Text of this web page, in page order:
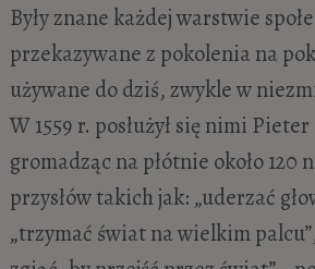
Były znane każdej warstwie
przekazywane z pokolenia na
używane do dziś, zwykle w
W 1559 r. posłużył się nimi
gromadząc na płótnie około
przysłów takich jak: „uderzać
„trzymać świat na wielkim